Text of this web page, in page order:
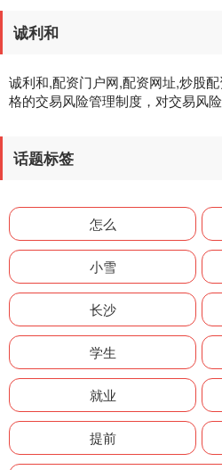
诚利和
诚利和,配资门户网,配资网址,炒股
格的交易风险管理制度，对交易风
话题标签
怎么
小雪
长沙
学生
就业
提前